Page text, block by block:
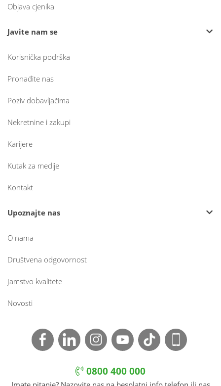
Objava cjenika
Javite nam se
Korisnička podrška
Pronađite nas
Poziv dobavljačima
Nekretnine i zakupi
Karijere
Kutak za medije
Kontakt
Upoznajte nas
O nama
Društvena odgovornost
Jamstvo kvalitete
Novosti
0800 400 000